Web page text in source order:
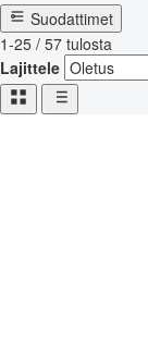
Suodattimet
1-25 / 57 tulosta
Lajittele